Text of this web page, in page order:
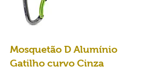
Mosquetão D Alumínio
Gatilho curvo Cinza